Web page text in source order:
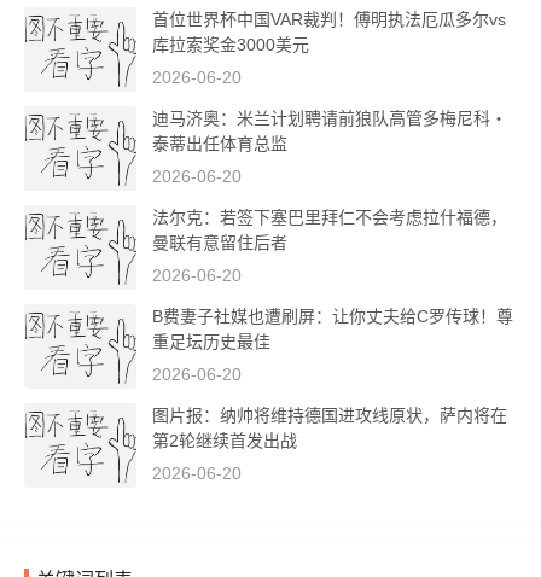
首位世界杯中国VAR裁判！傅明执法厄瓜多尔vs
库拉索奖金3000美元
2026-06-20
迪马济奥：米兰计划聘请前狼队高管多梅尼科・
泰蒂出任体育总监
2026-06-20
法尔克：若签下塞巴里拜仁不会考虑拉什福德，
曼联有意留住后者
2026-06-20
B费妻子社媒也遭刷屏：让你丈夫给C罗传球！尊
重足坛历史最佳
2026-06-20
图片报：纳帅将维持德国进攻线原状，萨内将在
第2轮继续首发出战
2026-06-20